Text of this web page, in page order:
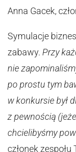
Anna Gacek,
Symulacje
zabawy. Przy
nie
po prostu tym
w konkursie był
z pewnością
chcielibyśmy
członek zespołu